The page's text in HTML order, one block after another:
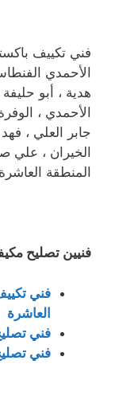
فني تكييف
الأحمدي
هدية ، أبو
الأحمدي ،
جابر العلي ،
الخيران ، علي
المنطقة
فنيين تصليح
فني
العاشرة
فني
فني